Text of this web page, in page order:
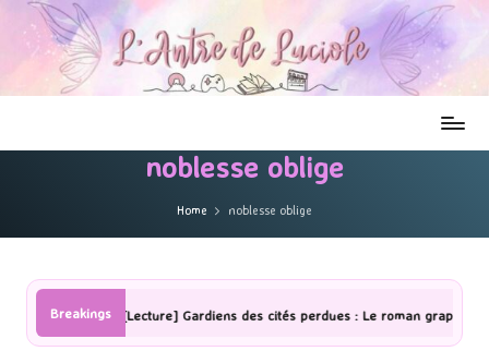
noblesse oblige
Home noblesse oblige
Breakings
[Lecture] Gardiens des cités perdues : Le roman graphique Tome 1